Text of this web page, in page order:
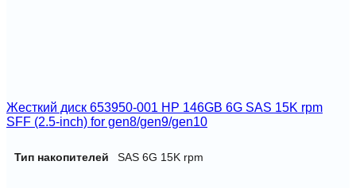
Жесткий диск 653950-001 HP 146GB 6G SAS 15K rpm
SFF (2.5-inch) for gen8/gen9/gen10
Тип накопителей SAS 6G 15K rpm